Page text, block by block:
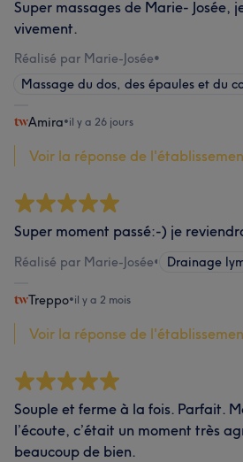
Super massages de Marie- Josée,
vivement.
Réalisé par Marie-Josée•
Massage du dos, des épaules et du
Amira•il y a 26 jours
Voir la réponse de
Super moment passé:-) je
Réalisé par Marie-Josée• Drainage
Treppo•il y a 2 mois
Voir la réponse de
Souple et ferme à la fois. Parfait.
l’écoute, c’était un moment très
beaucoup de bien.